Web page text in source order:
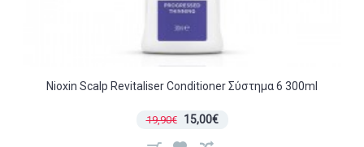
Nioxin Scalp Revitaliser Conditioner Σύστημα 6 300ml
19,90€ 15,00€